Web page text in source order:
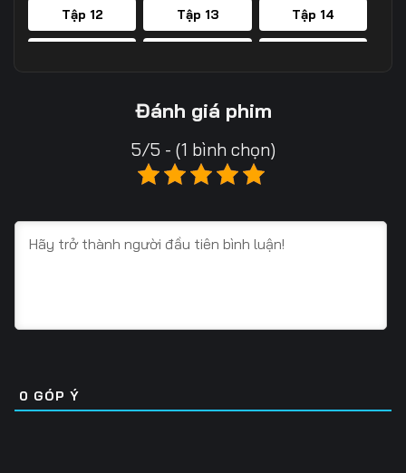
Tập 12 Tập 13 Tập 14
Tập 25
Tập 30 Tập 31
Tập 36 Tập 37 Tập 38
Tập 42 Tập 43 Tập 44
Đánh giá phim
5/5 - (1 bình chọn)
0 GÓP Ý